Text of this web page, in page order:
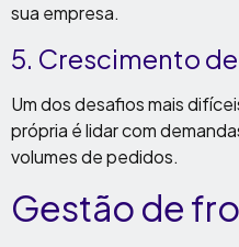
sua empresa.
5. Crescimento
Um dos desafios mais
própria é lidar com
volumes de pedidos.
Gestão de